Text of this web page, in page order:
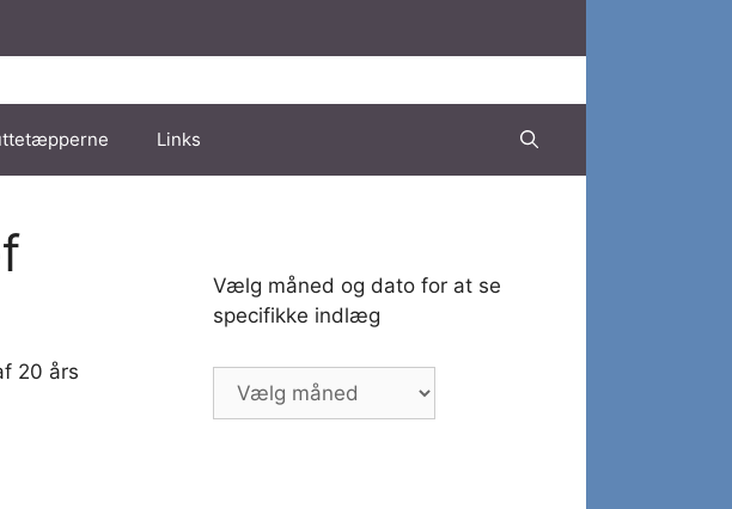
Links
20 års
Vælg måned og dato for at se
specifikke indlæg
Vælg
måned